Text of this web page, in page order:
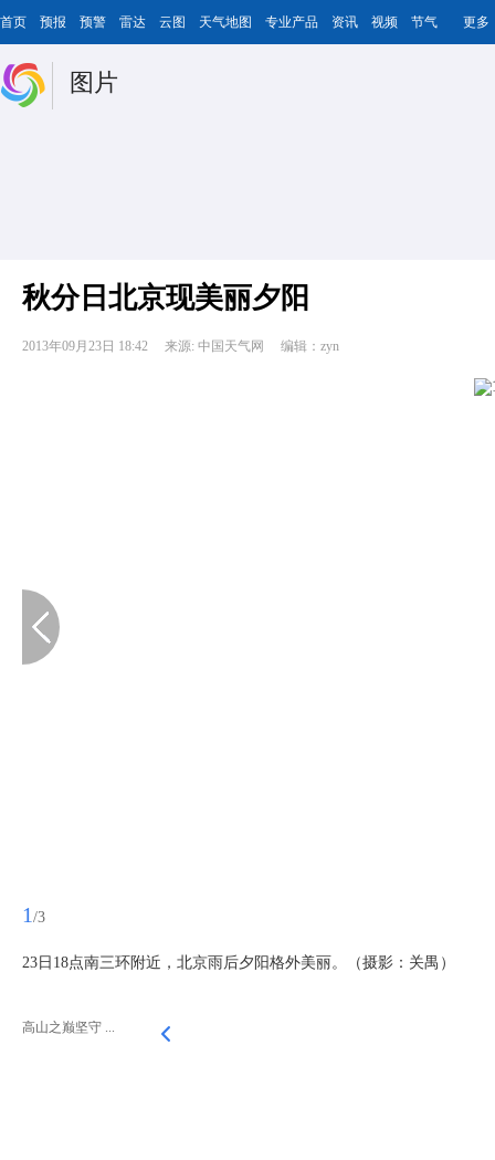
首页 预报 预警 雷达 云图 天气地图 专业产品 资讯 视频 节气 更多
图片
秋分日北京现美丽夕阳
2013年09月23日 18:42 来源: 中国天气网 编辑：zyn
1 /3
23日18点南三环附近，北京雨后夕阳格外美丽。（摄影：关禺）
高山之巅坚守 ...